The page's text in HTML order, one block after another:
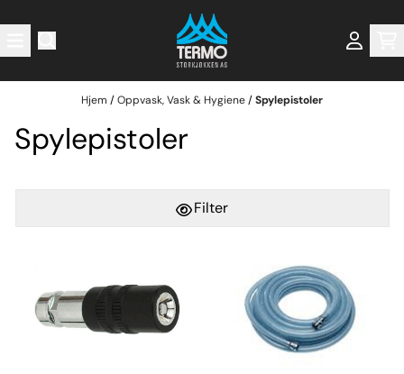
Hjem /Oppvask, Vask & Hygiene/Spylepistoler
Spylepistoler
Filter